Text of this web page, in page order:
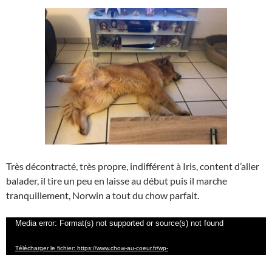
Très décontracté, très propre, indifférent à Iris, content d’aller
balader, il tire un peu en laisse au début puis il marche
tranquillement, Norwin a tout du chow parfait.
Lecteur
Media error: Format(s) not supported or source(s) not found
Télécharger le fichier: https://www.chow-au-coeur.fr/wp-